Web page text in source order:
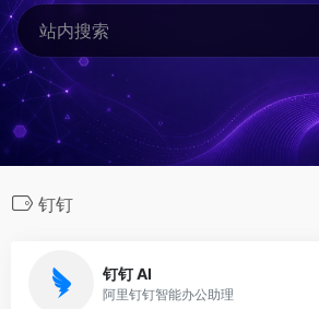
钉钉
钉钉 AI
阿里钉钉智能办公助理